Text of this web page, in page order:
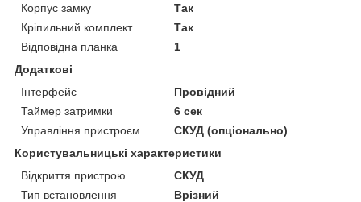
Корпус замку
Так
Кріпильний комплект
Так
Відповідна планка
1
Додаткові
Інтерфейс
Провідний
Таймер затримки
6 сек
Управління пристроєм
СКУД (опціонально)
Користувальницькі характеристики
Відкриття пристрою
СКУД
Тип встановлення
Врізний